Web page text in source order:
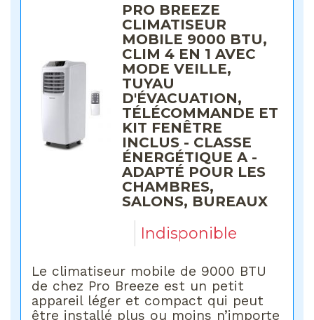
PRO BREEZE
CLIMATISEUR
MOBILE 9000 BTU,
CLIM 4 EN 1 AVEC
MODE VEILLE,
TUYAU
D'ÉVACUATION,
TÉLÉCOMMANDE ET
KIT FENÊTRE
INCLUS - CLASSE
ÉNERGÉTIQUE A -
ADAPTÉ POUR LES
CHAMBRES,
SALONS, BUREAUX
Indisponible
Le climatiseur mobile de 9000 BTU
de chez Pro Breeze est un petit
appareil léger et compact qui peut
être installé plus ou moins n’importe